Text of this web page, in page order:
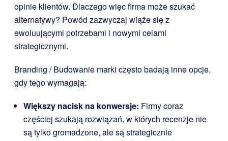
opinie klientów. Dlaczego więc firma może szukać
alternatywy? Powód zazwyczaj wiąże się z
ewoluującymi potrzebami i nowymi celami
strategicznymi.
Branding / Budowanie marki często badają inne opcje,
gdy tego wymagają:
Większy nacisk na konwersje: Firmy coraz
częściej szukają rozwiązań, w których recenzje nie
są tylko gromadzone, ale są strategicznie